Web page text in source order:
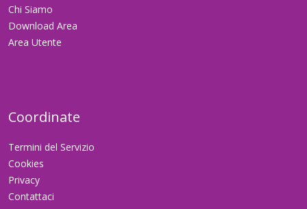
Chi Siamo
Download Area
Area Utente
Coordinate
Termini del Servizio
Cookies
Privacy
Contattaci